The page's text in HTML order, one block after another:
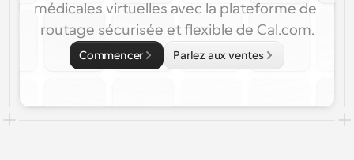
médicales virtuelles avec la plateforme de
routage sécurisée et flexible de Cal.com.
Commencer Parlez aux ventes